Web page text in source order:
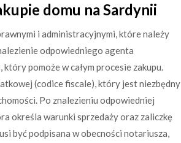
domu na Sardynii
i administracyjnymi, które należy
odpowiedniego agenta
pomoże w całym procesie zakupu.
(codice fiscale), który jest niezbędny
Po znalezieniu odpowiedniej
określa warunki sprzedaży oraz zaliczkę
być podpisana w obecności notariusza,